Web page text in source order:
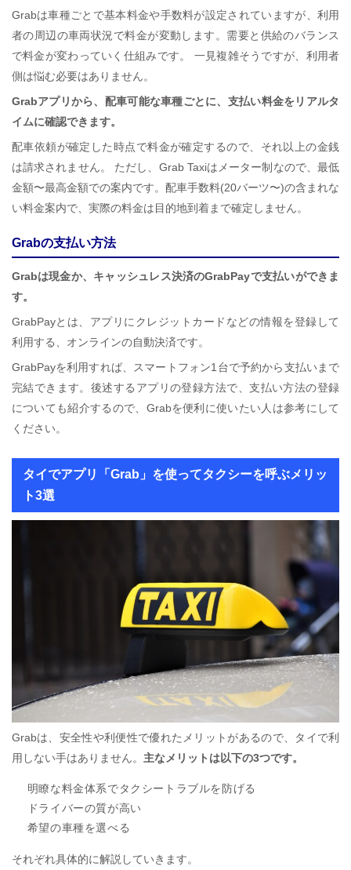
Grabは車種ごとで基本料金や手数料が設定されていますが、利用
者の周辺の車両状況で料金が変動します。需要と供給のバランス
で料金が変わっていく仕組みです。 一見複雑そうですが、利用者
側は悩む必要はありません。
Grabアプリから、配車可能な車種ごとに、支払い料金をリアルタ
イムに確認できます。
配車依頼が確定した時点で料金が確定するので、それ以上の金銭
は請求されません。 ただし、Grab Taxiはメーター制なので、最低
金額〜最高金額での案内です。配車手数料(20バーツ〜)の含まれな
い料金案内で、実際の料金は目的地到着まで確定しません。
Grabの支払い方法
Grabは現金か、キャッシュレス決済のGrabPayで支払いができま
す。
GrabPayとは、アプリにクレジットカードなどの情報を登録して
利用する、オンラインの自動決済です。
GrabPayを利用すれば、スマートフォン1台で予約から支払いまで
完結できます。後述するアプリの登録方法で、支払い方法の登録
についても紹介するので、Grabを便利に使いたい人は参考にして
ください。
タイでアプリ「Grab」を使ってタクシーを呼ぶメリッ
ト3選
Grabは、安全性や利便性で優れたメリットがあるので、タイで利
用しない手はありません。 主なメリットは以下の3つです。
明瞭な料金体系でタクシートラブルを防げる
ドライバーの質が高い
希望の車種を選べる
それぞれ具体的に解説していきます。